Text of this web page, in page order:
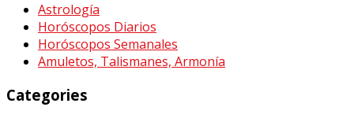
Astrología
Horóscopos Diarios
Horóscopos Semanales
Amuletos, Talismanes, Armonía
Categories